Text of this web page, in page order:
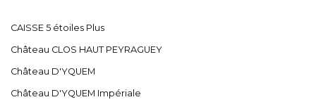
CAISSE 5 étoiles Plus
Château CLOS HAUT PEYRAGUEY
Château D'YQUEM
Château D'YQUEM Impériale